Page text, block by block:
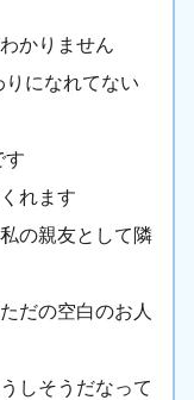
かりません
になれてない
す
れます
の親友として隣
だの空白のお人
しそうだなって